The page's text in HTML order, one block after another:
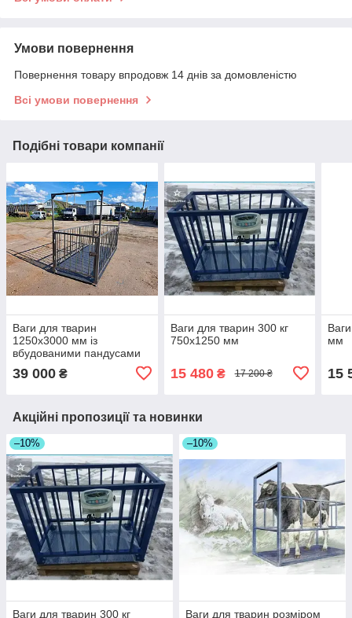
Умови повернення
Повернення товару впродовж 14 днів за домовленістю
Всі умови повернення
Подібні товари компанії
Ваги для тварин
1250х3000 мм із
вбудованими пандусами
39 000 ₴
Ваги для тварин 300 кг
750х1250 мм
15 480₴ 17 200 ₴
мм
15
Акційні пропозиції та новинки
–10%
Ваги для тварин 300 кг
–10%
Ваги для тварин розміром